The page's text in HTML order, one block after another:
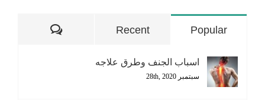
Popular
Recent تعليقات
اسباب الجنف وطرق علاجه
سبتمبر 28th, 2020